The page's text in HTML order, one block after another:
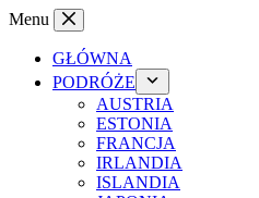
Przejdź
treści
Menu
GŁÓWNA
PODRÓŻE
AUSTRIA
ESTONIA
FRANCJA
IRLANDIA
ISLANDIA